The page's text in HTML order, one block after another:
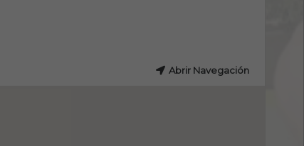
Abrir Navegación